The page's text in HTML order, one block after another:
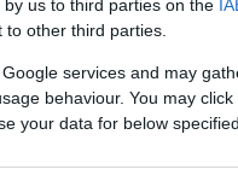
us to third parties on the
other third parties.
services and may
behaviour. You may
your data for below
el, hogyan
ELEMZÉSEK
"Az